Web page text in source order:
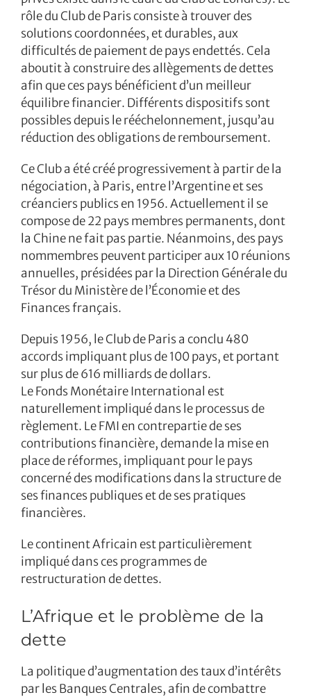
rôle du Club de Paris consiste à trouver des
solutions coordonnées, et durables, aux
difficultés de paiement de pays endettés. Cela
aboutit à construire des allègements de dettes
afin que ces pays bénéficient d’un meilleur
équilibre financier. Différents dispositifs sont
possibles depuis le rééchelonnement, jusqu’au
réduction des obligations de remboursement.
Ce Club a été créé progressivement à partir de la
négociation, à Paris, entre l’Argentine et ses
créanciers publics en 1956. Actuellement il se
compose de 22 pays membres permanents, dont
la Chine ne fait pas partie. Néanmoins, des pays
nommembres peuvent participer aux 10 réunions
annuelles, présidées par la Direction Générale du
Trésor du Ministère de l’Économie et des
Finances français.
Depuis 1956, le Club de Paris a conclu 480
accords impliquant plus de 100 pays, et portant
sur plus de 616 milliards de dollars.
Le Fonds Monétaire International est
naturellement impliqué dans le processus de
règlement. Le FMI en contrepartie de ses
contributions financière, demande la mise en
place de réformes, impliquant pour le pays
concerné des modifications dans la structure de
ses finances publiques et de ses pratiques
financières.
Le continent Africain est particulièrement
impliqué dans ces programmes de
restructuration de dettes.
L’Afrique et le problème de la
dette
La politique d’augmentation des taux d’intérêts
par les Banques Centrales, afin de combattre